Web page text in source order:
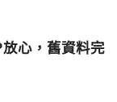
心，舊資料完